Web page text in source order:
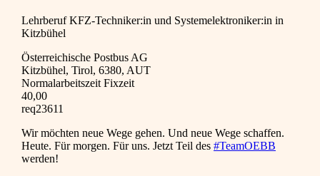
Lehrberuf KFZ-Techniker:in und Systemelektroniker:in in
Kitzbühel
Österreichische Postbus AG
Kitzbühel, Tirol, 6380, AUT
Normalarbeitszeit Fixzeit
40,00
req23611
Wir möchten neue Wege gehen. Und neue Wege schaffen.
Heute. Für morgen. Für uns. Jetzt Teil des #TeamOEBB
werden!